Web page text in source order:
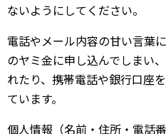
ないようにしてください。
電話やメール内容の甘い言葉
のヤミ金に申し込んでしまい
れたり、携帯電話や銀行口座
ています。
個人情報（名前・住所・電話